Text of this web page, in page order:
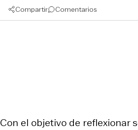
Compartir Comentarios
Con el objetivo de reflexionar